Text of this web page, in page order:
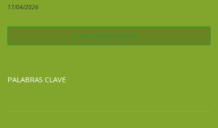
17/04/2026
Ver todas las noticias
PALABRAS CLAVE